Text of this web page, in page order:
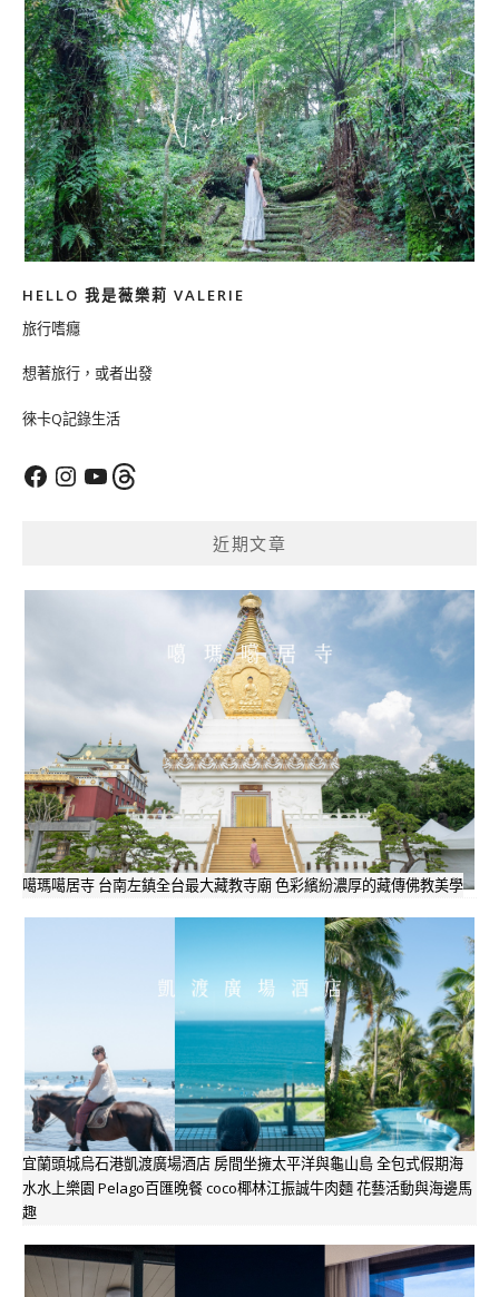
HELLO 我是薇樂莉 VALERIE
旅行嗜癮
想著旅行，或者出發
徠卡Q記錄生活
FacebookInstagram
YouTubeThreads
近期文章
噶瑪噶居寺 台南左鎮全台最大藏教寺廟 色彩繽紛濃厚的藏傳佛教美學
宜蘭頭城烏石港凱渡廣場酒店 房間坐擁太平洋與龜山島 全包式假期海
水水上樂園 Pelago百匯晚餐 coco椰林江振誠牛肉麵 花藝活動與海邊馬
趣